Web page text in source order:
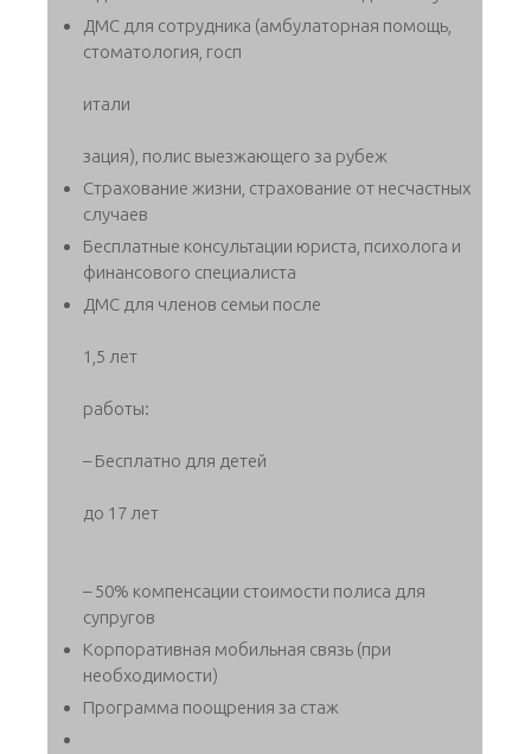
ДМС для сотрудника (амбулаторная помощь,
стоматология, госп
итали
зация), полис выезжающего за рубеж
Страхование жизни, страхование от несчастных
случаев
Бесплатные консультации юриста, психолога и
финансового специалиста
ДМС для членов семьи после
1,5 лет
работы:
– Бесплатно для детей
до 17 лет
– 50% компенсации стоимости полиса для
супругов
Корпоративная мобильная связь (при
необходимости)
Программа поощрения за стаж